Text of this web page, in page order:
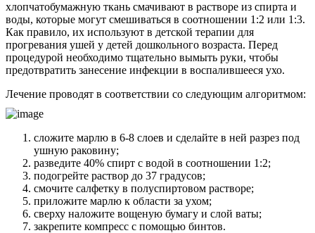
хлопчатобумажную ткань смачивают в растворе из спирта и
воды, которые могут смешиваться в соотношении 1:2 или 1:3.
Как правило, их используют в детской терапии для
прогревания ушей у детей дошкольного возраста. Перед
процедурой необходимо тщательно вымыть руки, чтобы
предотвратить занесение инфекции в воспалившееся ухо.
Лечение проводят в соответствии со следующим алгоритмом:
сложите марлю в 6-8 слоев и сделайте в ней разрез под
ушную раковину;
разведите 40% спирт с водой в соотношении 1:2;
подогрейте раствор до 37 градусов;
смочите салфетку в полуспиртовом растворе;
приложите марлю к области за ухом;
сверху наложите вощеную бумагу и слой ваты;
закрепите компресс с помощью бинтов.